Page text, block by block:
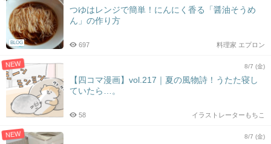
BLOG
つゆはレンジで簡単！にんにく香る「醤油そうめ
ん」の作り方
料理家 エプロン
697
NEW 8/7 (金)
【四コマ漫画】vol.217｜夏の風物詩！うたた寝し
ていたら…。
イラストレーターもちこ
58
NEW 8/7 (金)